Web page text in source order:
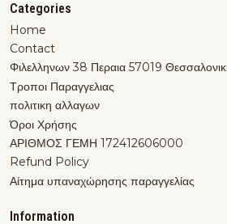
Categories
Home
Contact
Φιλελληνων 38 Περαια 57019
Τροποι Παραγγελιας
πολιτικη αλλαγων
Όροι Χρήσης
ΑΡΙΘΜΟΣ ΓΕΜΗ 172412606000
Refund Policy
Αίτημα υπαναχώρησης παραγγελίας
Information